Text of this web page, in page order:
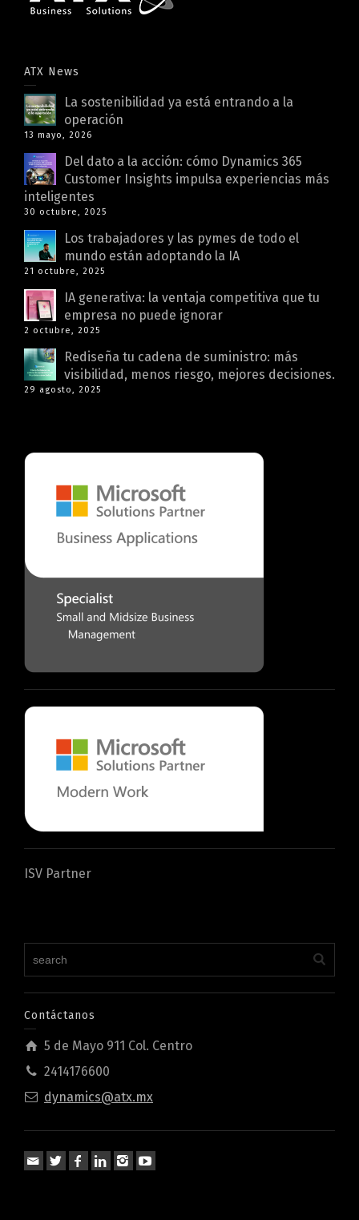
ATX News
La sostenibilidad ya está entrando a la
operación
13 mayo, 2026
Del dato a la acción: cómo Dynamics 365
Customer Insights impulsa experiencias más
inteligentes
30 octubre, 2025
Los trabajadores y las pymes de todo el
mundo están adoptando la IA
21 octubre, 2025
IA generativa: la ventaja competitiva que tu
empresa no puede ignorar
2 octubre, 2025
Rediseña tu cadena de suministro: más
visibilidad, menos riesgo, mejores decisiones.
29 agosto, 2025
ISV Partner
Contáctanos
5 de Mayo 911 Col. Centro
2414176600
dynamics@atx.mx